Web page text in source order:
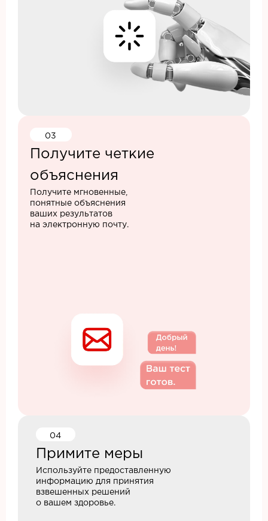
03
Получите четкие
объяснения
Получите мгновенные,
понятные объяснения
ваших результатов
на электронную почту.
04
Примите меры
Используйте предоставленную
информацию для принятия
взвешенных решений
о вашем здоровье.